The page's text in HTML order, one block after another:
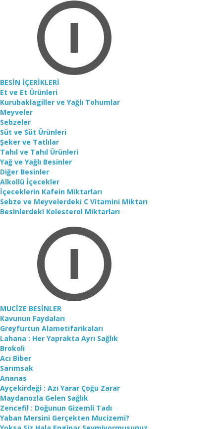
BESİN İÇERİKLERİ
Et ve Et Ürünleri
Kurubaklagiller ve Yağlı Tohumlar
Meyveler
Sebzeler
Süt ve Süt Ürünleri
Şeker ve Tatlılar
Tahıl ve Tahıl Ürünleri
Yağ ve Yağlı Besinler
Diğer Besinler
Alkollü İçecekler
İçeceklerin Kafein Miktarları
Sebze ve Meyvelerdeki C Vitamini Miktarı
Besinlerdeki Kolesterol Miktarları
MUCİZE BESİNLER
Kavunun Faydaları
Greyfurtun Alametifarikaları
Lahana : Her Yaprakta Ayrı Sağlık
Brokoli
Acı Biber
Sarımsak
Ananas
Ayçekirdeği : Azı Yarar Çoğu Zarar
Maydanozla Gelen Sağlık
Zencefil : Doğunun Gizemli Tadı
Yaban Mersini Gerçekten Mucizemi?